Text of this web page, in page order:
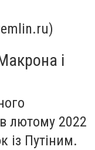
і
в лютому 2022
із Путіним.